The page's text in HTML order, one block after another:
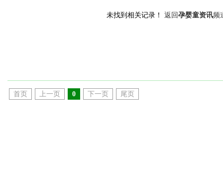
未找到相关记录！ 返回孕婴童资讯频
首页 上一页 0 下一页 尾页